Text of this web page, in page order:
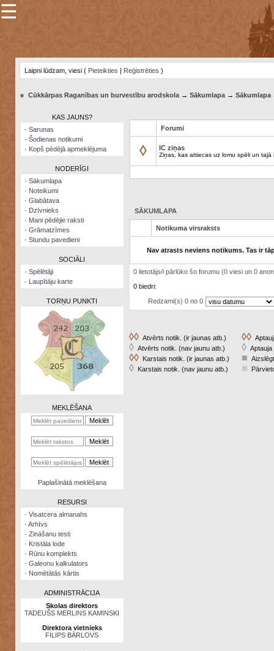
×
Šodienas
notikumi
Visatcera
almanahs
Arhīvs
Zināšanu
kalkulators
Nomētātās
☰
Laipni lūdzam, viesi ( Pieteikties | Reģistrēties )
● Cūkkārpas Raganības un burvestību arodskola→ Sākumlapa→ Sākumlapa
KAS JAUNS?
· Sarunas
· Šodienas notikumi
· Kopš pēdējā apmeklējuma
NODERĪGI
· Sākumlapa
· Noteikumi
· Glabātava
· Dzīvnieks
· Mani pēdējie raksti
· Grāmatzīmes
· Stundu pavedieni
SOCIĀLI
· Spēlētāji
· Laupītāju karte
TORŅU PUNKTI
MEKLĒŠANA
Paplašinātā meklēšana
RESURSI
· Visatcera almanahs
· Arhīvs
· Zināšanu testi
· Kristāla lode
· Rūnu komplekts
· Galeonu kalkulators
· Nomētātās kārtis
ADMINISTRĀCIJA
Skolas direktors
TADEUŠS MERLINS KAMINSKI
Direktora vietnieks
FILIPS BĀRLOVS
Forumi
◊ IC ziņas
Ziņas, kas attiecas uz lomu spēli un tajā
SĀKUMLAPA
Notikuma virsraksts
Nav atrasts neviens notikums. Tas ir
0 lietotājs/i pārlūko šo forumu (0 viesi un 0
0 biedri:
Redzami(s) 0 no 0
◊◊Atvērts notik. (ir jaunas atb.)
◊Atvērts notik. (nav jaunu atb.)
◊◊Karstais notik. (ir jaunas atb.)
◊Karstais notik. (nav jaunu atb.)
◊◊
◊Aptauja
■
■